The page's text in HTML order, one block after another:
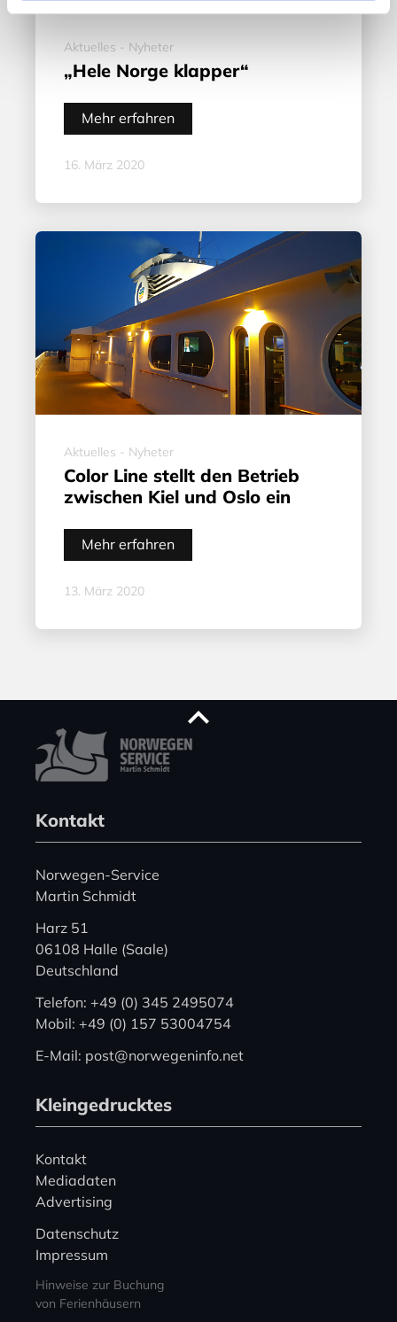
Aktuelles - Nyheter
„Hele Norge klapper“
Mehr erfahren
16. März 2020
Aktuelles - Nyheter
Color Line stellt den Betrieb
zwischen Kiel und Oslo ein
Mehr erfahren
13. März 2020
Kontakt
Norwegen-Service
Martin Schmidt
Harz 51
06108 Halle (Saale)
Deutschland
Telefon: +49 (0) 345 2495074
Mobil: +49 (0) 157 53004754
E-Mail: post@norwegeninfo.net
Kleingedrucktes
Kontakt
Mediadaten
Advertising
Datenschutz
Impressum
Hinweise zur Buchung
von Ferienhäusern